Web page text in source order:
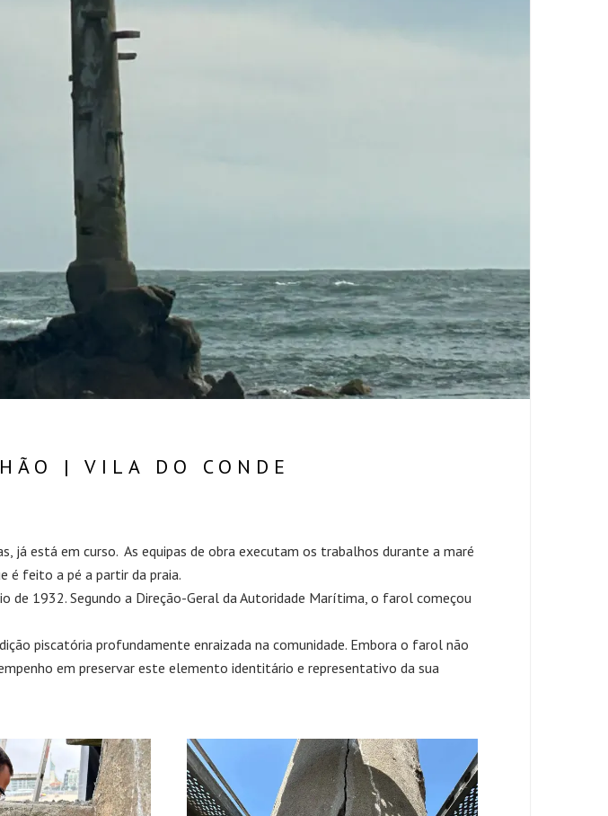
| VILA DO CONDE
já está em curso. As equipas de obra executam os trabalhos durante a maré
é feito a pé a partir da praia.
1932. Segundo a Direção-Geral da Autoridade Marítima, o farol começou
piscatória profundamente enraizada na comunidade. Embora o farol não
em preservar este elemento identitário e representativo da sua